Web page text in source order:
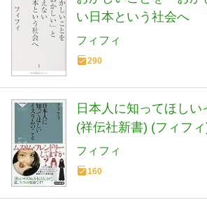
い日本という社会へ
フィフィ
290
日本人に知ってほしい
(祥伝社新書) (フィフ
フィフィ
160